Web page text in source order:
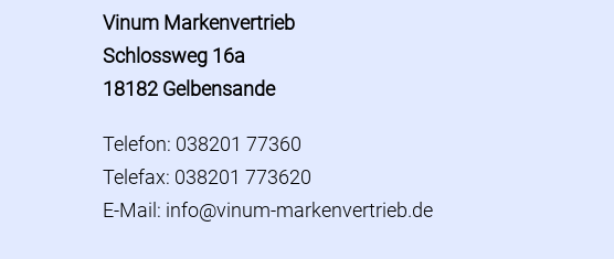
Vinum Markenvertrieb
Schlossweg 16a
18182 Gelbensande
Telefon: 038201 77360
Telefax: 038201 773620
E-Mail: info@vinum-markenvertrieb.de